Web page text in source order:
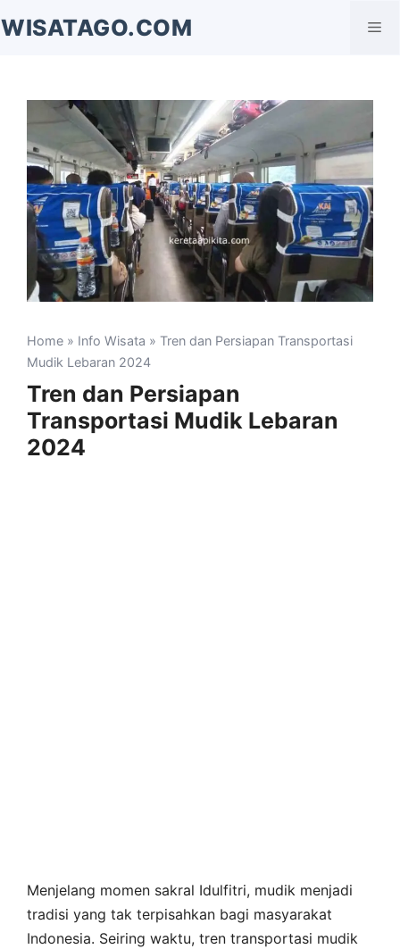
ke
WISATAGO.COM
Home » Info Wisata » Tren dan Persiapan Transportasi
Mudik Lebaran 2024
Tren dan Persiapan
Transportasi Mudik Lebaran
2024
Menjelang momen sakral Idulfitri, mudik menjadi
tradisi yang tak terpisahkan bagi masyarakat
Indonesia. Seiring waktu, tren transportasi mudik